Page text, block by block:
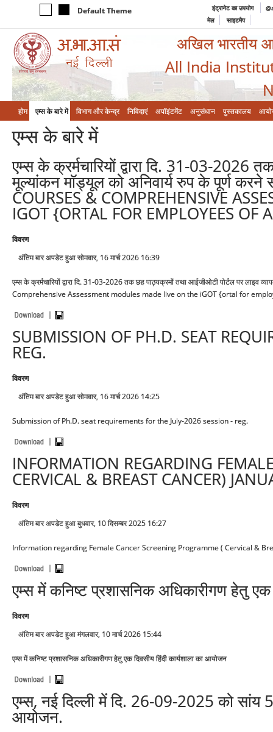
Default Theme इंट्रानेट का उपयोग
मेल
साइटमैप
अखिल भारतीय
All India
होम एम्‍स के बारे में विभाग और केन्‍द्र निविदाएं अपॉइंटमेंट अनुसंधान पुस्तकालय
एम्‍स के बारे में
एम्स के क्रर्मचारियों द्वारा दि. 31-03-2026
मूल्यांकन मॉड्यूल को अनिवार्य रुप के पूर्ण
COURSES & COMPREHENSIVE
IGOT {ORTAL FOR EMPLOYEES OF
विवरण
अंतिम बार अपडेट हुआ सोमवार, 16 मार्च 2026 16:39
एम्स के क्रर्मचारियों द्वारा दि. 31-03-2026 तक छह पाठ्यक्रमों तथा आईजीओटी पोर्टल पर
Comprehensive Assessment modules made live on the iGOT {ortal for
SUBMISSION OF PH.D. SEAT
REG.
विवरण
अंतिम बार अपडेट हुआ सोमवार, 16 मार्च 2026 14:25
Submission of Ph.D. seat requirements for the July-2026 session - reg.
INFORMATION REGARDING
CERVICAL & BREAST CANCER)
विवरण
अंतिम बार अपडेट हुआ बुधवार, 10 दिसम्बर 2025 16:27
Information regarding Female Cancer Screening Programme ( Cervical &
एम्स में कनिष्ट प्रशासनिक अधिकारीगण हेतु एक
विवरण
अंतिम बार अपडेट हुआ मंगलवार, 10 मार्च 2026 15:44
एम्स में कनिष्ट प्रशासनिक अधिकारीगण हेतु एक दिवसीय हिंदी कार्यशाला का आयोजन
एम्स, नई दिल्ली में दि. 26-09-2025 को सांय
आयोजन.